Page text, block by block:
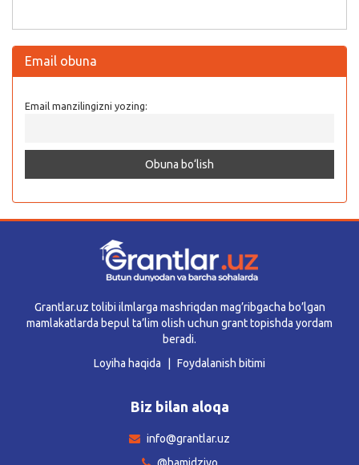
Email obuna
Email manzilingizni yozing:
Grantlar.uz tolibi ilmlarga mashriqdan mag’ribgacha bo’lgan
mamlakatlarda bepul ta’lim olish uchun grant topishda yordam
beradi.
Loyiha haqida
Foydalanish bitimi
Biz bilan aloqa
info@grantlar.uz